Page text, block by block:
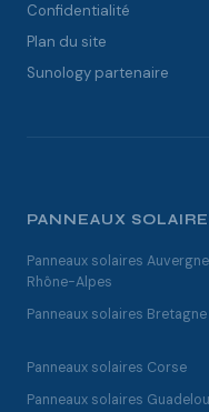
Confidentialité
Plan du site
Sunology partenaire
PANNEAUX
Panneaux solaires
Rhône-Alpes
Panneaux solaires Bretagne
Panneaux solaires Corse
Panneaux solaires